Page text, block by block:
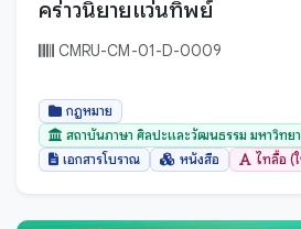
ฉะเชิงเทรา
ชลบุรี
ชัยนาท
ชัยภูมิ
ชุมพร
คร่าวนิยายแว่นทิพย์
CMRU-CM-01-D-0009
กฎหมาย
สถาบันภาษา ศิลปะและวัฒนธรรม มหาวิทย
เอกสารโบราณ
หนังสือ ไทลื้อ (